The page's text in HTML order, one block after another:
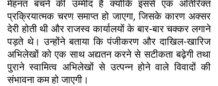
मेहनत बचने की उम्मीद है क्योंकि इससे एक अतिरिक्त
प्रक्रियात्मक चरण समाप्त हो जाएगा, जिसके कारण अक्सर
देरी होती थी और राजस्व कार्यालयों के बार-बार चक्कर लगाने
पड़ते थे। उन्होंने बताया कि पंजीकरण और दाखिल-खारिज
अभिलेखों को एक साथ अद्यतन करने से सटीकता बढ़ेगी तथा
पुराने स्वामित्व अभिलेखों से उत्पन्न होने वाले विवादों की
संभावना कम हो जाएगी।